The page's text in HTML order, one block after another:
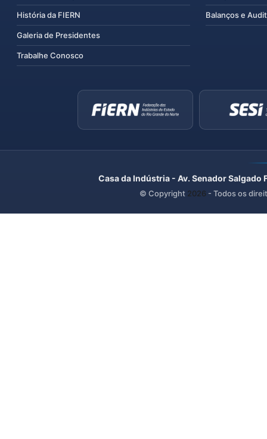
História da FIERN
Galeria de Presidentes
Trabalhe Conosco
Balanços e
Casa da Indústria - Av. Senador
© Copyright 2026 - Todos os